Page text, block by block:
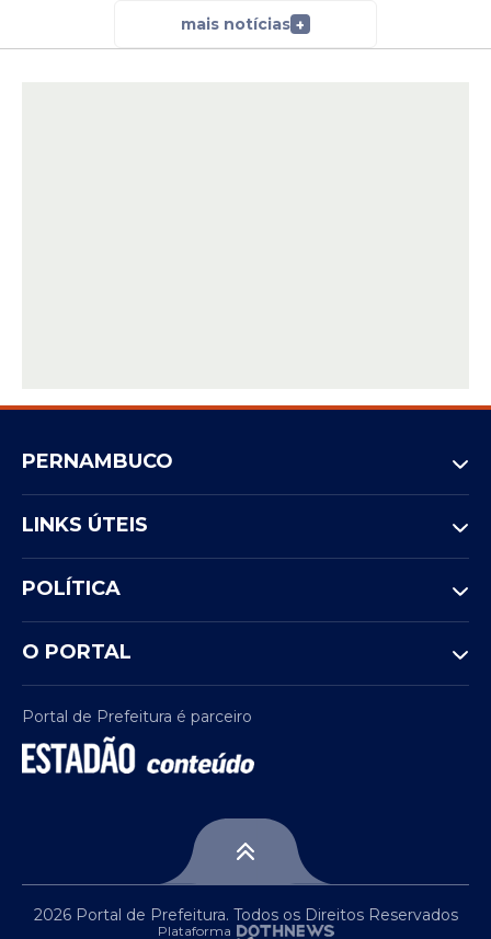
mais notícias +
PERNAMBUCO
LINKS ÚTEIS
POLÍTICA
O PORTAL
Portal de Prefeitura é parceiro
2026 Portal de Prefeitura. Todos os Direitos Reservados
Plataforma